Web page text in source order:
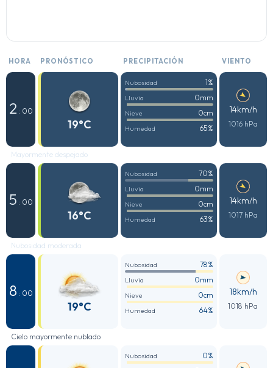
HORA PRONÓSTICO PRECIPITACIÓN VIENTO
2 : 00
19°C
Nubosidad 1%
Lluvia 0mm
Nieve 0cm
Humedad 65%
14km/h
1016 hPa
Mayormente despejado
5 : 00
16°C
Nubosidad 70%
Lluvia 0mm
Nieve 0cm
Humedad 63%
14km/h
1017 hPa
Nubosidad moderada
8 : 00
19°C
Nubosidad 78%
Lluvia 0mm
Nieve 0cm
Humedad 64%
18km/h
1018 hPa
Cielo mayormente nublado
Nubosidad 0%